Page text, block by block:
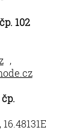
102
,